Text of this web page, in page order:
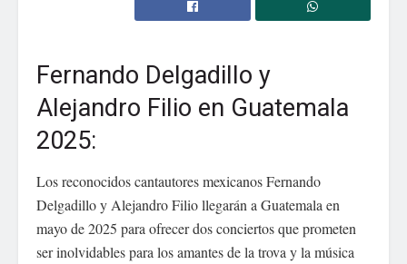
Fernando Delgadillo y
Alejandro Filio en Guatemala
2025:
Los reconocidos cantautores mexicanos Fernando
Delgadillo y Alejandro Filio llegarán a Guatemala en
mayo de 2025 para ofrecer dos conciertos que prometen
ser inolvidables para los amantes de la trova y la música